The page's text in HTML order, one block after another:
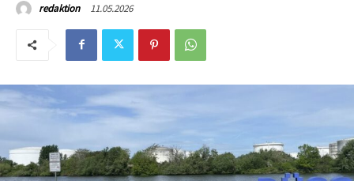
redaktion 11.05.2026